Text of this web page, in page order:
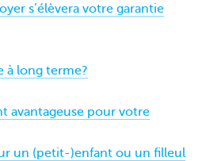
s’élèvera votre garantie
à long terme?
avantageuse pour votre
un (petit-)enfant ou un filleul